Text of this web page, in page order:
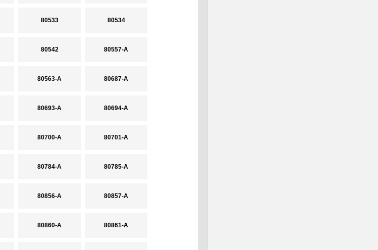
80533 80534
80542 80557-A
80563-A 80687-A
80693-A 80694-A
80700-A 80701-A
80784-A 80785-A
80856-A 80857-A
80860-A 80861-A